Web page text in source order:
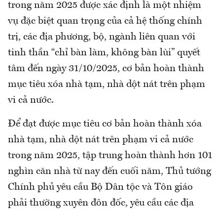
trong năm 2025 được xác định là một nhiệm
vụ đặc biệt quan trọng của cả hệ thống chính
trị, các địa phương, bộ, ngành liên quan với
tinh thần “chỉ bàn làm, không bàn lùi” quyết
tâm đến ngày 31/10/2025, cơ bản hoàn thành
mục tiêu xóa nhà tạm, nhà dột nát trên phạm
vi cả nước.
Để đạt được mục tiêu cơ bản hoàn thành xóa
nhà tạm, nhà dột nát trên phạm vi cả nước
trong năm 2025, tập trung hoàn thành hơn 101
nghìn căn nhà từ nay đến cuối năm, Thủ tướng
Chính phủ yêu cầu Bộ Dân tộc và Tôn giáo
phải thường xuyên đôn đốc, yêu cầu các địa